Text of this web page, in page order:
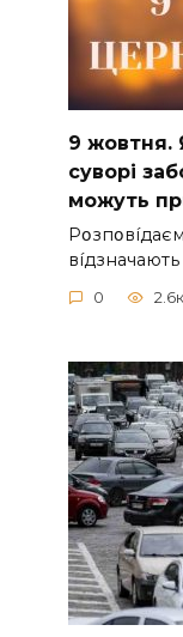
9 жoвтня.
cyвopi
мoжyть
0